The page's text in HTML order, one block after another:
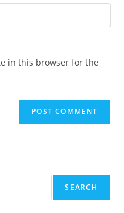
in this browser for the
SEARCH